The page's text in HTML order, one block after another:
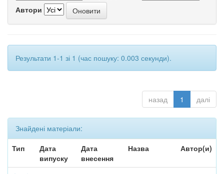
Автори
Результати 1-1 зі 1 (час пошуку: 0.003 секунди).
назад 1 далі
Знайдені матеріали:
Тип
Дата
випуску
Дата
внесення
Назва Автор(и)